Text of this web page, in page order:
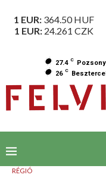
1 EUR: 364.50HUF
1 EUR: 24.261 CZK
27.4 C Pozsony
26 C
RÉGIÓ